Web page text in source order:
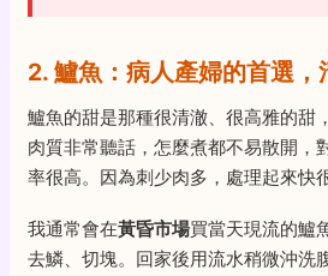
2. 鱸魚：病人產婦的首選，
鱸魚的甜是那種很清澈、很高雅的甜
肉質非常聽話，怎麼煮都不易散開，
率很高。因為刺少肉多，處理起來快
我通常會在黃昏市場買當天現流的鱸
去鱗、切塊。回家後用流水稍微沖洗